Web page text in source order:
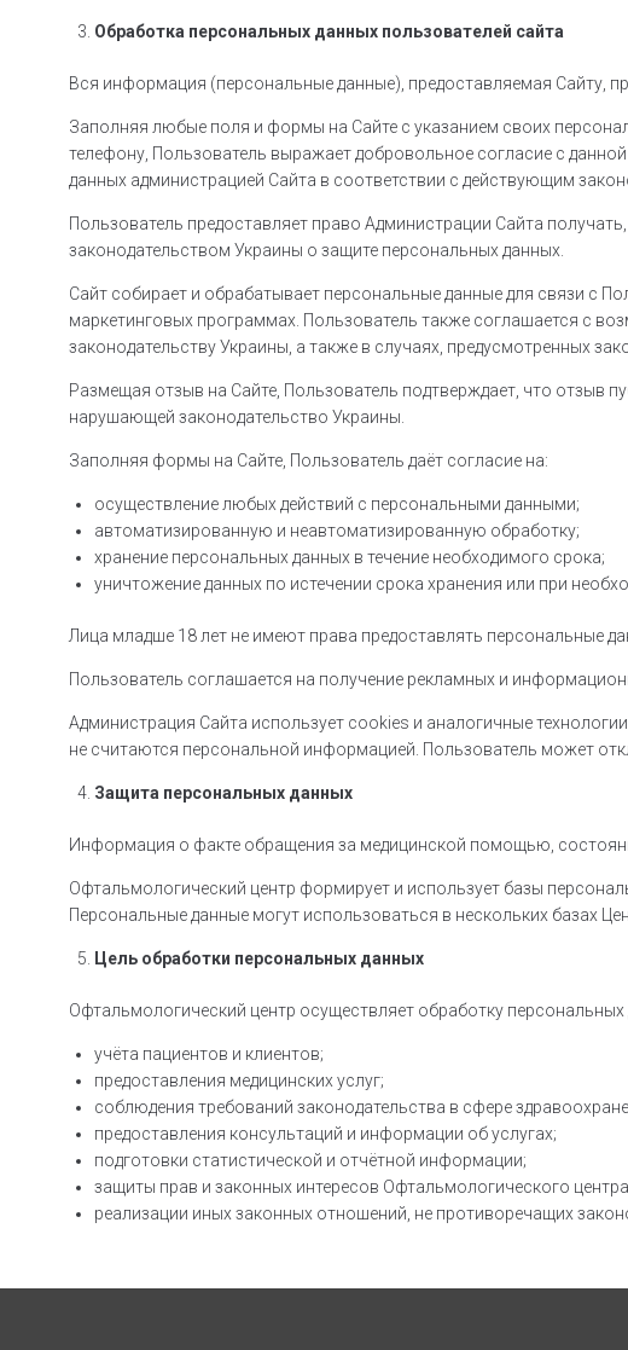
Обработка персональных данных пользователей сайта
Вся информация (персональные данные), предоставляемая Сайту,
Заполняя любые поля и формы на Сайте с указанием своих
телефону, Пользователь выражает добровольное согласие с
данных администрацией Сайта в соответствии с действующим
Пользователь предоставляет право Администрации Сайта
законодательством Украины о защите персональных данных.
Сайт собирает и обрабатывает персональные данные для связи с
маркетинговых программах. Пользователь также соглашается с
законодательству Украины, а также в случаях, предусмотренных
Размещая отзыв на Сайте, Пользователь подтверждает, что отзыв
нарушающей законодательство Украины.
Заполняя формы на Сайте, Пользователь даёт согласие на:
осуществление любых действий с персональными данными;
автоматизированную и неавтоматизированную обработку;
хранение персональных данных в течение необходимого срока;
уничтожение данных по истечении срока хранения или при
Лица младше 18 лет не имеют права предоставлять персональные
Пользователь соглашается на получение рекламных и
Администрация Сайта использует cookies и аналогичные
не считаются персональной информацией. Пользователь может
Защита персональных данных
Информация о факте обращения за медицинской помощью,
Офтальмологический центр формирует и использует базы
Персональные данные могут использоваться в нескольких базах
Цель обработки персональных данных
Офтальмологический центр осуществляет обработку
учёта пациентов и клиентов;
предоставления медицинских услуг;
соблюдения требований законодательства в сфере
предоставления консультаций и информации об услугах;
подготовки статистической и отчётной информации;
защиты прав и законных интересов Офтальмологического
реализации иных законных отношений, не противоречащих